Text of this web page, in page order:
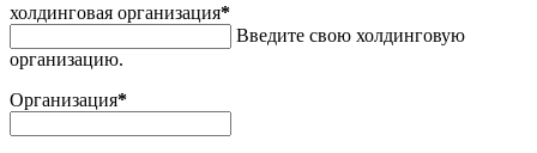
холдинговая организация*
Введите свою холдинговую
организацию.
Организация*